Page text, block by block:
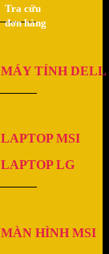
Tra cứu
đơn hàng
MÁY TÍNH DELL
LAPTOP MSI
LAPTOP LG
MÀN HÌNH MSI